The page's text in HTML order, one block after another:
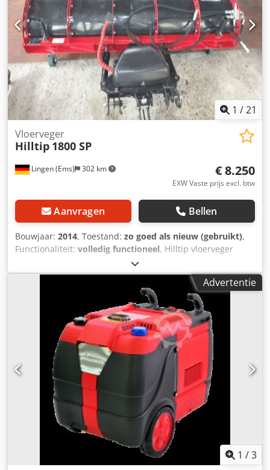
1 /21
Lingen (Ems) 302 km
Vloerveger
Hilltip 1800 SP
€ 8.250
EXW Vaste prijs excl. btw
Aanvragen Bellen
Bouwjaar: 2014, Toestand: zo goed als nieuw (gebruikt),
Functionaliteit: volledig functioneel, Hilltip vloerveger
(vormt een eenheid met Hilltip hydraulische eenheid):
Dksdpjwiww Sefx Ap Aor Breedte: 180 cm Doorsnede: 50
cm Gewicht: 180 kg Hilltip hydraulische unit (ook zo goed
als nieuw, ongebruikt, volledig functioneel): Model: HPU18
(gebouwd in 2013) Motor: 18 pk (13,4 kW) Spanning: 12VDC
Gewicht: 190 kg
Advertentie
1 /3